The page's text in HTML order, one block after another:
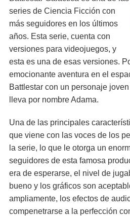
series de Ciencia Ficción con
más seguidores en los últimos
años. Esta serie, cuenta con
versiones para videojuegos, y
esta es una de esas versiones.
emocionante aventura en el
Battlestar con un personaje
lleva por nombre Adama.
Una de las principales
que viene con las voces de los
la serie, lo que le otorga un
seguidores de esta famosa
era de esperarse, el nivel de
bueno y los gráficos son
ampliamente, los efectos de
compenetrarse a la perfección